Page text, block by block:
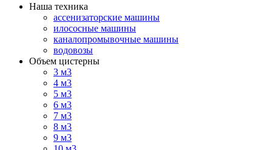
Наша техника
ассенизаторские машины
илососные машины
каналопромывочные машины
водовозы
Объем цистерны
3 м3
4 м3
5 м3
6 м3
7 м3
8 м3
9 м3